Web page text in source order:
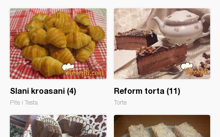
Slani kroasani (4)
Pite i Testa
Reform torta (11)
Torte